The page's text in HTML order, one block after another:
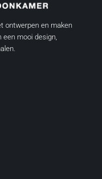
ontwerpen en maken
een mooi design,